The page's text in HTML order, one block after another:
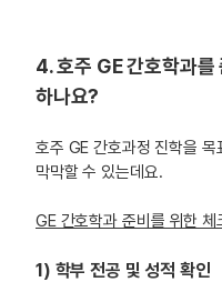
4. 호주 GE 간호학과를
하나요?
호주 GE 간호과정 진학을 목
막막할 수 있는데요.
GE 간호학과 준비를 위한 체
1) 학부 전공 및 성적 확인